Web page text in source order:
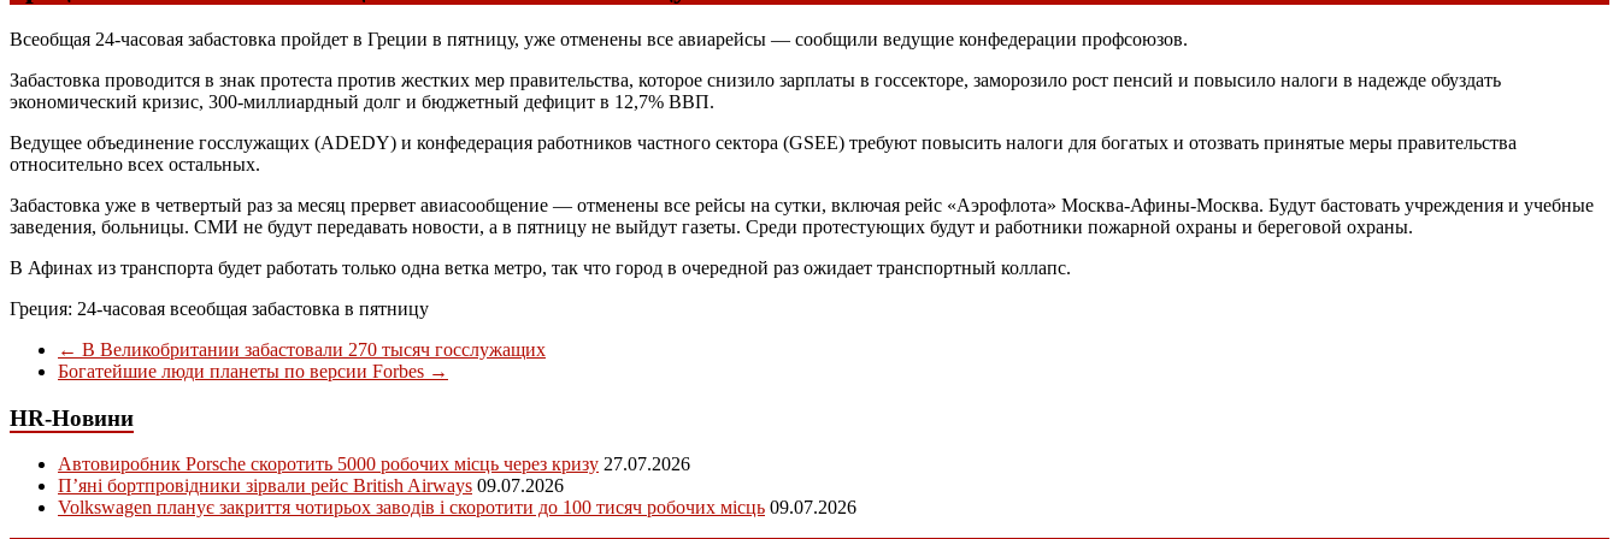
Всеобщая 24-часовая забастовка пройдет в Греции в пятницу, уже отменены все авиарейсы — сообщили ведущие конфедерации профсоюзов.
Забастовка проводится в знак протеста против жестких мер правительства, которое снизило зарплаты в госсекторе, заморозило рост пенсий и повысило налоги в надежде обуздать
экономический кризис, 300-миллиардный долг и бюджетный дефицит в 12,7% ВВП.
Ведущее объединение госслужащих (ADEDY) и конфедерация работников частного сектора (GSEE) требуют повысить налоги для богатых и отозвать принятые меры правительства
относительно всех остальных.
Забастовка уже в четвертый раз за месяц прервет авиасообщение — отменены все рейсы на сутки, включая рейс «Аэрофлота» Москва-Афины-Москва. Будут бастовать учреждения и учебные
заведения, больницы. СМИ не будут передавать новости, а в пятницу не выйдут газеты. Среди протестующих будут и работники пожарной охраны и береговой охраны.
В Афинах из транспорта будет работать только одна ветка метро, так что город в очередной раз ожидает транспортный коллапс.
Греция: 24-часовая всеобщая забастовка в пятницу
← В Великобритании забастовали 270 тысяч госслужащих
Богатейшие люди планеты по версии Forbes →
HR-Новини
Автовиробник Porsche скоротить 5000 робочих місць через кризу 27.07.2026
П’яні бортпровідники зірвали рейс British Airways 09.07.2026
Volkswagen планує закриття чотирьох заводів і скоротити до 100 тисяч робочих місць 09.07.2026